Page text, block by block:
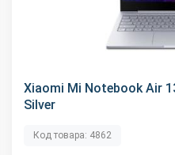
Xiaomi Mi Notebook Air
Silver
Код товара: 4862